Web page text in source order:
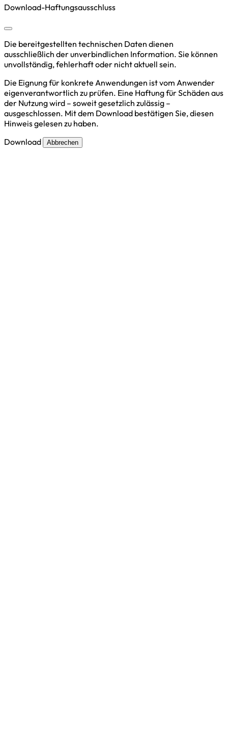
Download-Haftungsausschluss
Die bereitgestellten technischen Daten dienen
ausschließlich der unverbindlichen Information. Sie können
unvollständig, fehlerhaft oder nicht aktuell sein.
Die Eignung für konkrete Anwendungen ist vom Anwender
eigenverantwortlich zu prüfen. Eine Haftung für Schäden aus
der Nutzung wird – soweit gesetzlich zulässig –
ausgeschlossen. Mit dem Download bestätigen Sie, diesen
Hinweis gelesen zu haben.
Download
Abbrechen